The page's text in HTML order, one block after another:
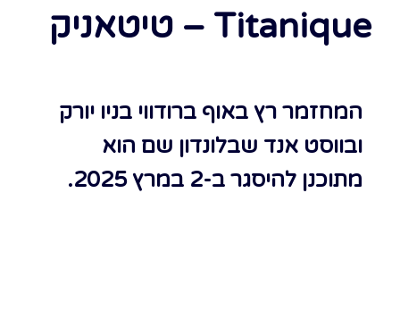
Titanique – טיטאניק
המחזמר רץ באוף ברודווי בניו יורק
ובווסט אנד שבלונדון שם הוא
מתוכנן להיסגר ב-2 במרץ 2025.